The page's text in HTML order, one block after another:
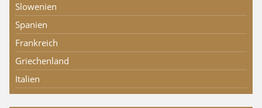
Slowenien
Spanien
Frankreich
Griechenland
Italien